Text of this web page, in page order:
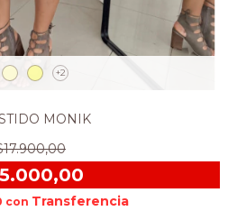
+2
MONIK
con